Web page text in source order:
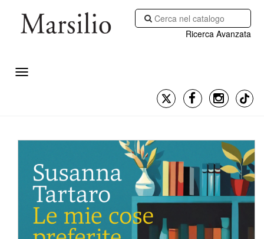
Ricerca Avanzata